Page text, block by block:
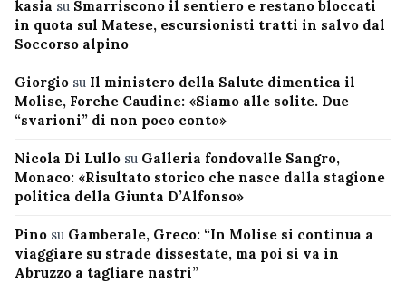
kasia su Smarriscono il sentiero e restano bloccati
in quota sul Matese, escursionisti tratti in salvo dal
Soccorso alpino
Giorgio su Il ministero della Salute dimentica il
Molise, Forche Caudine: «Siamo alle solite. Due
“svarioni” di non poco conto»
Nicola Di Lullo su Galleria fondovalle Sangro,
Monaco: «Risultato storico che nasce dalla stagione
politica della Giunta D’Alfonso»
Pino su Gamberale, Greco: “In Molise si continua a
viaggiare su strade dissestate, ma poi si va in
Abruzzo a tagliare nastri”